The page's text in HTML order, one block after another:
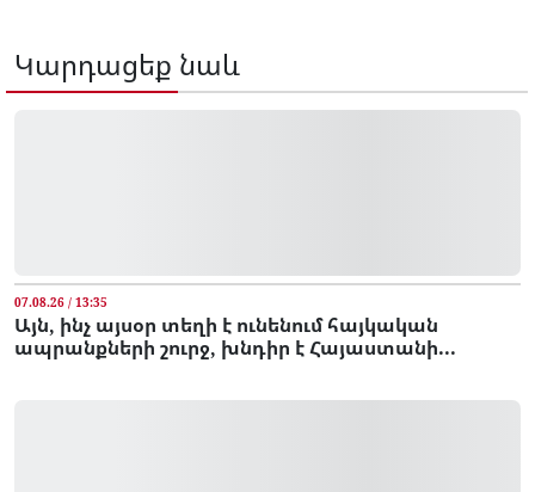
Կարդացեք նաև
07.08.26 / 13:35
Այն, ինչ այսօր տեղի է ունենում հայկական
ապրանքների շուրջ, խնդիր է Հայաստանի...